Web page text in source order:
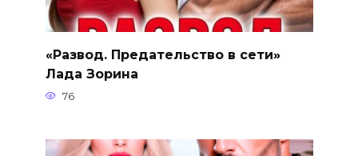
«Развод. Предательство в сети»
Лада Зорина
76